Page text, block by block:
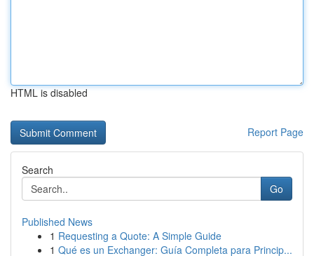
HTML is disabled
Report Page
Search
Go
Published News
1 Requesting a Quote: A Simple Guide
1 Qué es un Exchanger: Guía Completa para Princip...